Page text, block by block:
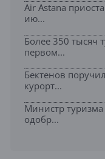
Air Astana
ию...
Более 350 тысяч
первом...
Бектенов
курорт...
Министр
одобр...